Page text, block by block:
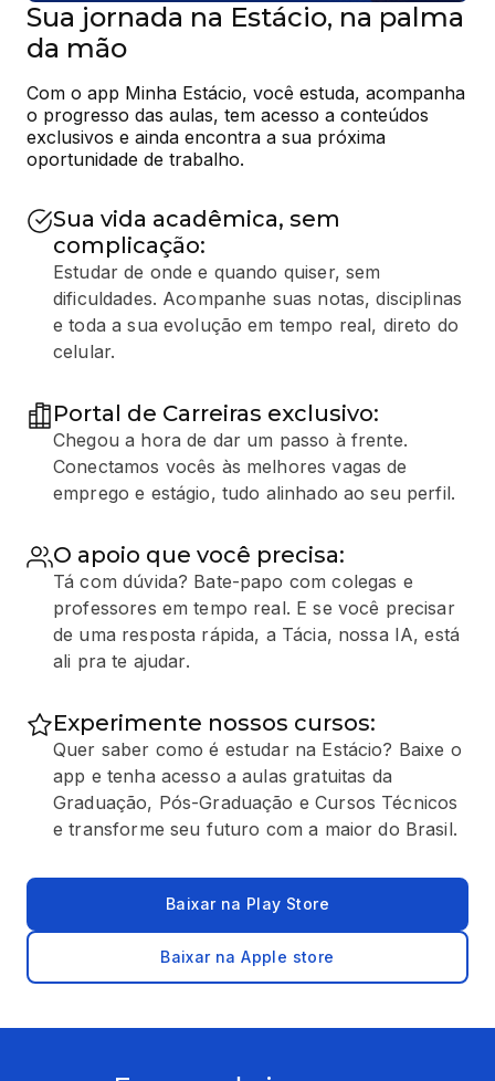
Sua jornada na Estácio, na palma
da mão
Com o app Minha Estácio, você estuda, acompanha
o progresso das aulas, tem acesso a conteúdos
exclusivos e ainda encontra a sua próxima
oportunidade de trabalho.
Sua vida acadêmica, sem
complicação:
Estudar de onde e quando quiser, sem
dificuldades. Acompanhe suas notas, disciplinas
e toda a sua evolução em tempo real, direto do
celular.
Portal de Carreiras exclusivo:
Chegou a hora de dar um passo à frente.
Conectamos vocês às melhores vagas de
emprego e estágio, tudo alinhado ao seu perfil.
O apoio que você precisa:
Tá com dúvida? Bate-papo com colegas e
professores em tempo real. E se você precisar
de uma resposta rápida, a Tácia, nossa IA, está
ali pra te ajudar.
Experimente nossos cursos:
Quer saber como é estudar na Estácio? Baixe o
app e tenha acesso a aulas gratuitas da
Graduação, Pós-Graduação e Cursos Técnicos
e transforme seu futuro com a maior do Brasil.
Baixar na Apple store
Baixar na Play Store